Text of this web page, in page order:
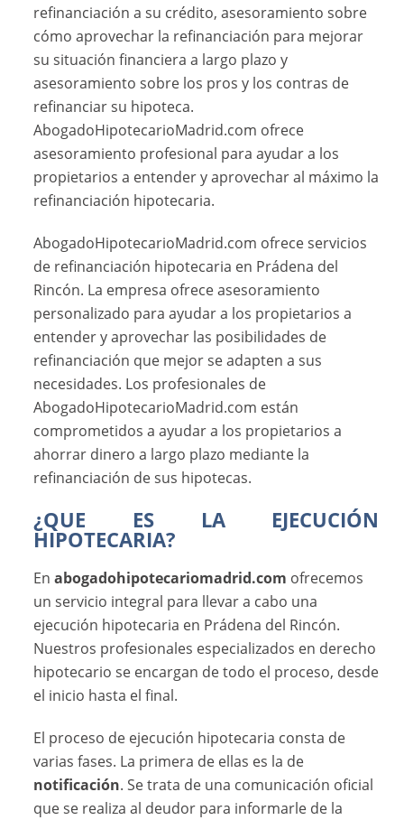
refinanciación a su crédito, asesoramiento sobre
cómo aprovechar la refinanciación para mejorar
su situación financiera a largo plazo y
asesoramiento sobre los pros y los contras de
refinanciar su hipoteca.
AbogadoHipotecarioMadrid.com ofrece
asesoramiento profesional para ayudar a los
propietarios a entender y aprovechar al máximo la
refinanciación hipotecaria.
AbogadoHipotecarioMadrid.com ofrece servicios
de refinanciación hipotecaria en Prádena del
Rincón. La empresa ofrece asesoramiento
personalizado para ayudar a los propietarios a
entender y aprovechar las posibilidades de
refinanciación que mejor se adapten a sus
necesidades. Los profesionales de
AbogadoHipotecarioMadrid.com están
comprometidos a ayudar a los propietarios a
ahorrar dinero a largo plazo mediante la
refinanciación de sus hipotecas.
¿QUE ES LA EJECUCIÓN
HIPOTECARIA?
Enabogadohipotecariomadrid.com ofrecemos
un servicio integral para llevar a cabo una
ejecución hipotecaria en Prádena del Rincón.
Nuestros profesionales especializados en derecho
hipotecario se encargan de todo el proceso, desde
el inicio hasta el final.
El proceso de ejecución hipotecaria consta de
varias fases. La primera de ellas es la de
notificación. Se trata de una comunicación oficial
que se realiza al deudor para informarle de la